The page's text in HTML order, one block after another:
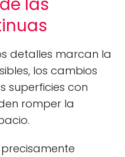
detalles marcan la
los cambios
superficies con
romper la